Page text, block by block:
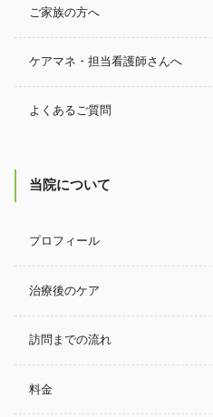
ご家族の方へ
ケアマネ・担当看護師さんへ
よくあるご質問
当院について
プロフィール
治療後のケア
訪問までの流れ
料金